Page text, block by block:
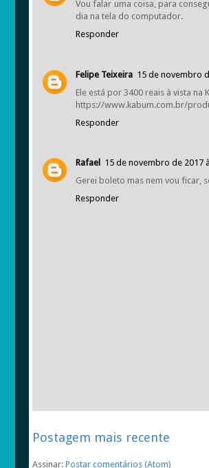
Vou falar uma coisa, para
dia na tela do computador.
Responder
Felipe Teixeira 15 de novembro
Ele está por 3400 reais à vista na
https://www.kabum.com.br/
Responder
Rafael
15 de novembro de 2017
Gerei boleto mas nem vou ficar,
Responder
Postagem mais recente
Assinar: Postar comentários (Atom)